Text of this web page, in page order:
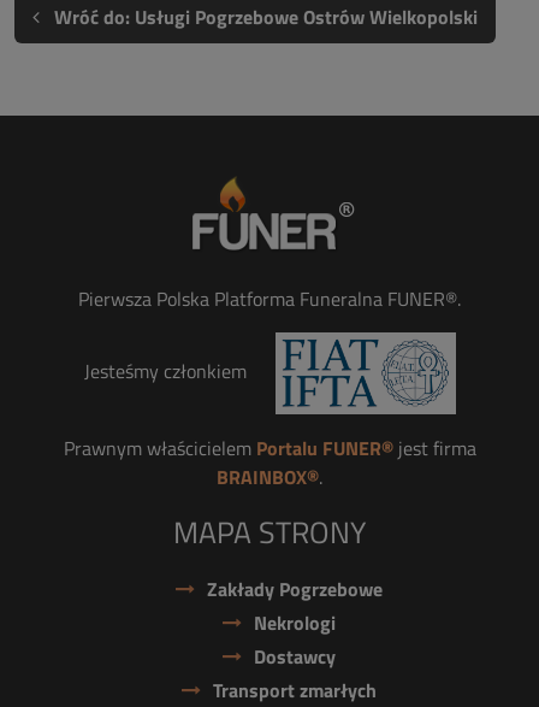
Wróć do: Usługi Pogrzebowe Ostrów Wielkopolski
Pierwsza Polska Platforma Funeralna FUNER®.
Jesteśmy członkiem
Prawnym właścicielem Portalu FUNER®jest firma
BRAINBOX®.
MAPA STRONY
Zakłady Pogrzebowe
Nekrologi
Dostawcy
Transport zmarłych